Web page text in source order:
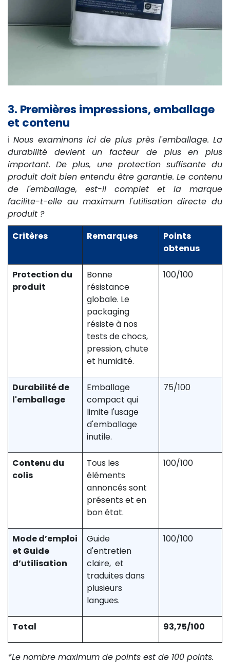
3. Premières impressions, emballage
et contenu
ℹ️Nous examinons ici de plus près l'emballage. La
durabilité devient un facteur de plus en plus
important. De plus, une protection suffisante du
produit doit bien entendu être garantie. Le contenu
de l'emballage, est-il complet et la marque
facilite-t-elle au maximum l'utilisation directe du
produit ?
Critères
Remarques
Points
obtenus
Protection du
produit
Bonne
résistance
globale. Le
packaging
résiste à nos
tests de chocs,
pression, chute
et humidité.
100/100
Durabilité de
l'emballage
Emballage
compact qui
limite l'usage
d'emballage
inutile.
75/100
Contenu du
colis
Tous les
éléments
annoncés sont
présents et en
bon état.
100/100
Mode d’emploi
et Guide
d’utilisation
Guide
d'entretien
claire, et
traduites dans
plusieurs
langues.
100/100
Total 93,75/100
*Le nombre maximum de points est de 100 points.